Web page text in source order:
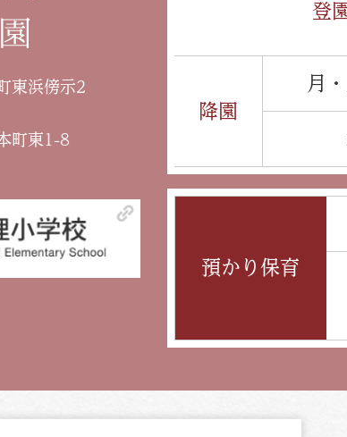
東浜傍示2
町東1-8
登園
降園
月
預かり保育